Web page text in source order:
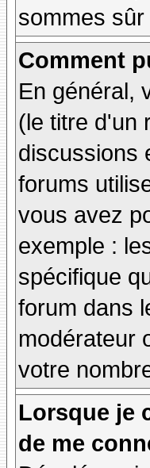
sommes
Comment
En général,
(le titre d'un
discussions
forums
vous avez
exemple :
spécifique
forum dans
modérateur
votre
Lorsque je
de me